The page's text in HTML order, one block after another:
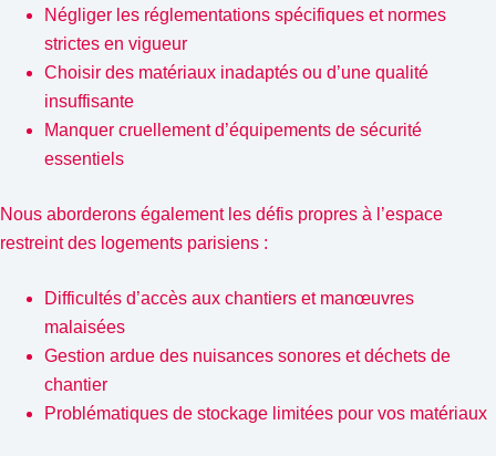
Négliger les réglementations spécifiques et normes
strictes en vigueur
Choisir des matériaux inadaptés ou d’une qualité
insuffisante
Manquer cruellement d’équipements de sécurité
essentiels
Nous aborderons également les défis propres à l’espace
restreint des logements parisiens :
Difficultés d’accès aux chantiers et manœuvres
malaisées
Gestion ardue des nuisances sonores et déchets de
chantier
Problématiques de stockage limitées pour vos matériaux